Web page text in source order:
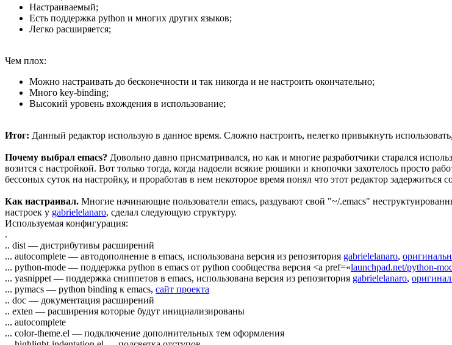
Настраиваемый;
Есть поддержка python и многих других языков;
Легко расширяется;
Чем плох:
Можно настраивать до бесконечности и так никогда и не настроить окончательно;
Много key-binding;
Высокий уровень вхождения в использование;
Итог: Данный редактор использую в данное время. Сложно настроить, нелегко привыкнуть
Почему выбрал emacs? Довольно давно присматривался, но как и многие разработчики старался
возится с настройкой. Вот только тогда, когда надоели всякие рюшики и кнопочки захотелось просто
бессоных суток на настройку, и проработав в нем некоторое время понял что этот редактор задержиться
Как настраивал. Многие начинающие пользователи emacs, раздувают свой "~/.emacs"
настроек у gabrielelanaro, сделал следующую структуру.
Используемая конфигурация:
.
.. dist — дистрибутивы расширений
... autocomplete — автодополнение в emacs, использована версия из репозитория gabrielelanaro,
... python-mode — поддержка python в emacs от python сообщества версия <a рref=«launchpad.net/python-
... yasnippet — поддержка сниппетов в emacs, использована версия из репозитория gabrielelanaro,
... pymacs — python binding к emacs, сайт проекта
.. doc — документация расширений
.. exten — расширения которые будут инициализированы
... autocomplete
... color-theme.el — подключение дополнительных тем оформления